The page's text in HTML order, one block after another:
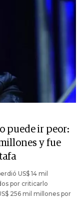
puede ir peor:
y fue
US$ 14 mil
por criticarlo
256 mil millones por